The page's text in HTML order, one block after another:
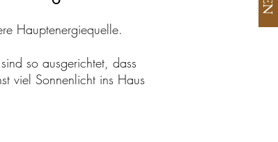
Hauptenergiequelle.
so ausgerichtet, dass
viel Sonnenlicht ins Haus